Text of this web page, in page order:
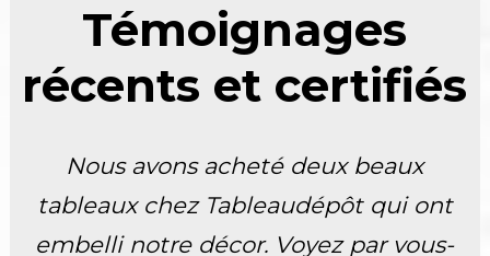
Témoignages
récents et certifiés
Nous avons acheté deux beaux
tableaux chez Tableaudépôt qui ont
embelli notre décor. Voyez par vous-